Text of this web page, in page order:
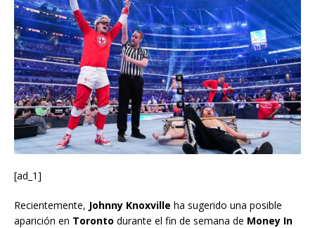
[ad_1]
Recientemente, Johnny Knoxville ha sugerido una posible
aparición en Toronto durante el fin de semana de Money In